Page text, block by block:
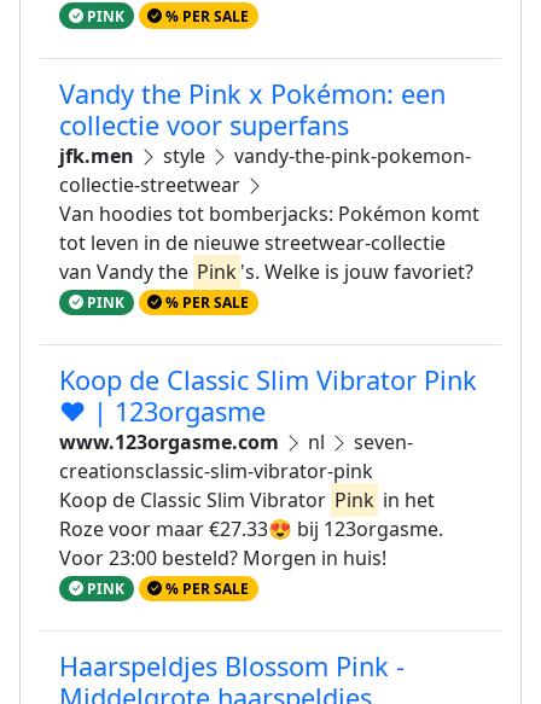
PINK % PER SALE
Vandy the Pink x Pokémon: een
collectie voor superfans
jfk.men style
vandy-the-pink-pokemon-
collectie-streetwear
Van hoodies tot bomberjacks: Pokémon komt
tot leven in de nieuwe streetwear-collectie
van Vandy the Pink's. Welke is jouw favoriet?
PINK % PER SALE
Koop de Classic Slim Vibrator Pink
❤ | 123orgasme
www.123orgasme.com nl
seven-
creationsclassic-slim-vibrator-pink
Koop de Classic Slim Vibrator Pink in het
Roze voor maar €27.33😍 bij 123orgasme.
Voor 23:00 besteld? Morgen in huis!
PINK % PER SALE
Haarspeldjes Blossom Pink -